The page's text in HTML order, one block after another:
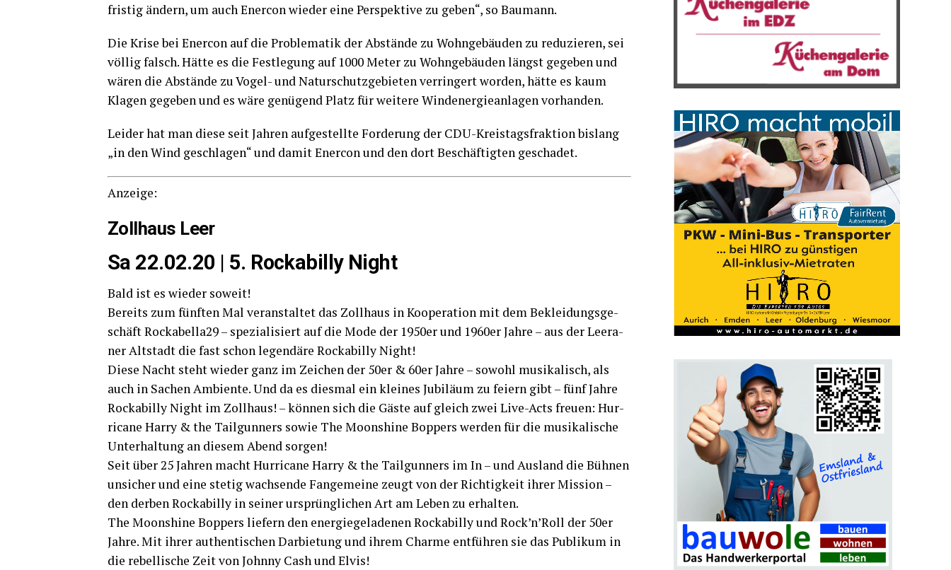
fris­tig ändern, um auch Ener­con wie­der eine Per­spek­ti­ve zu geben“, so Baumann.
Die Kri­se bei Ener­con auf die Pro­ble­ma­tik der Abstän­de zu Wohn­ge­bäu­den zu redu­zie­ren, sei
völ­lig falsch. Hät­te es die Fest­le­gung auf 1000 Meter zu Wohn­ge­bäu­den längst gege­ben und
wären die Abstän­de zu Vogel- und Natur­schutz­ge­bie­ten ver­rin­gert wor­den, hät­te es kaum
Kla­gen gege­ben und es wäre genü­gend Platz für wei­te­re Wind­ener­gie­an­la­gen vorhanden.
Lei­der hat man die­se seit Jah­ren auf­ge­stell­te For­de­rung der CDU-Kreis­tags­frak­ti­on bis­lang
„in den Wind geschla­gen“ und damit Ener­con und den dort Beschäf­tig­ten geschadet.
Anzei­ge:
Zoll­haus Leer
Sa 22.02.20 | 5. Rocka­bil­ly Night
Bald ist es wie­der soweit!
Bereits zum fünf­ten Mal ver­an­stal­tet das Zoll­haus in Koope­ra­ti­on mit dem Beklei­dungs­ge­
schäft Rockabella29 – spe­zia­li­siert auf die Mode der 1950er und 1960er Jah­re – aus der Leera­
ner Alt­stadt die fast schon legen­dä­re Rocka­bil­ly Night!
Die­se Nacht steht wie­der ganz im Zei­chen der 50er & 60er Jah­re – sowohl musi­ka­lisch, als
auch in Sachen Ambi­en­te. Und da es dies­mal ein klei­nes Jubi­lä­um zu fei­ern gibt – fünf Jah­re
Rocka­bil­ly Night im Zoll­haus! – kön­nen sich die Gäs­te auf gleich zwei Live-Acts freu­en: Hur­
ri­ca­ne Har­ry & the Tail­gun­ners sowie The Moons­hi­ne Bop­pers wer­den für die musi­ka­li­sche
Unter­hal­tung an die­sem Abend sorgen!
Seit über 25 Jah­ren macht Hur­ri­ca­ne Har­ry & the Tail­gun­ners im In – und Aus­land die Büh­nen
unsi­cher und eine ste­tig wach­sen­de Fan­ge­mei­ne zeugt von der Rich­tig­keit ihrer Mis­si­on –
den der­ben Rocka­bil­ly in sei­ner ursprüng­li­chen Art am Leben zu erhalten.
The Moons­hi­ne Bop­pers lie­fern den ener­gie­ge­la­de­nen Rocka­bil­ly und Rock’n’Roll der 50er
Jah­re. Mit ihrer authen­ti­schen Dar­bie­tung und ihrem Charme ent­füh­ren sie das Publi­kum in
die rebel­li­sche Zeit von John­ny Cash und Elvis!